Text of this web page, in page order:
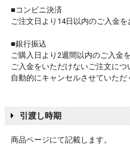
■コンビニ決済
ご注文日より14日以内のご入金を
■銀行振込
ご購入日より2週間以内のご入金
ご入金をいただけないご注文につ
自動的にキャンセルさせていただ
引渡し時期
商品ページにて記載します。